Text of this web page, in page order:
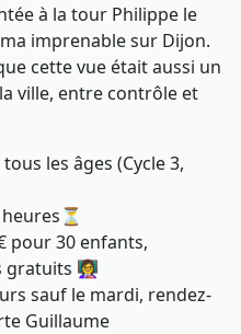
à la tour Philippe le
imprenable sur Dijon.
cette vue était aussi un
ville, entre contrôle et
les âges (Cycle 3,
pour 30 enfants,
👩‍🏫
sauf le mardi, rendez-
Guillaume